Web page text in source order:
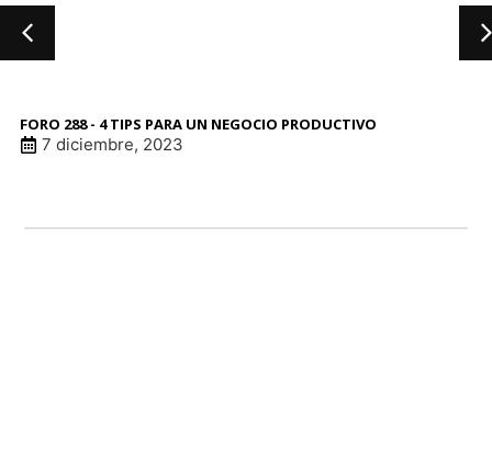
FORO 288 - 4 TIPS PARA UN NEGOCIO PRODUCTIVO
7 diciembre, 2023